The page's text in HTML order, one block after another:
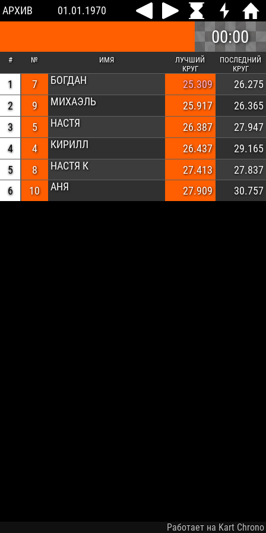
АРХИВ 01.01.1970
00:00
# № ИМЯ
ЛУЧШИЙ
КРУГ
ПОСЛЕДНИЙ
КРУГ
1 7 БОГДАН 25.309
26.275
2
9 МИХАЭЛЬ 25.917
26.365
3
5 НАСТЯ 26.387
27.947
4
4 КИРИЛЛ 26.437
29.165
5
8 НАСТЯ К 27.413
27.837
6
10 АНЯ 27.909 30.757
Работает на Kart Chrono